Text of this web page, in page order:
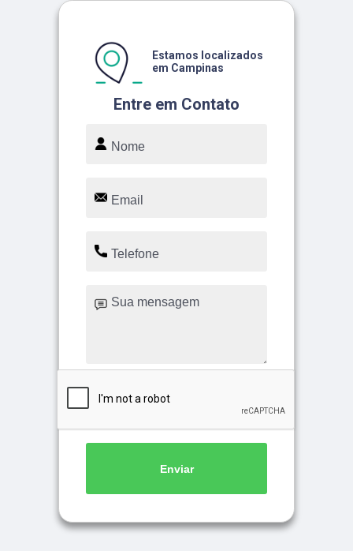
Entre em Contato
Estamos localizados
em Campinas
Enviar